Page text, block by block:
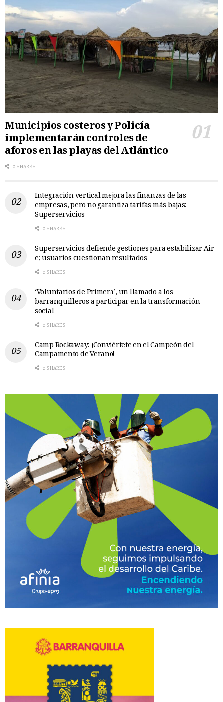
Municipios costeros y Policía
implementarán controles de
aforos en las playas del Atlántico
0 SHARES
Integración vertical mejora las finanzas de las
empresas, pero no garantiza tarifas más bajas:
Superservicios
0 SHARES
Superservicios defiende gestiones para estabilizar Air-
e; usuarios cuestionan resultados
0 SHARES
‘Voluntarios de Primera’, un llamado a los
barranquilleros a participar en la transformación
social
0 SHARES
Camp Rockaway: ¡Conviértete en el Campeón del
Campamento de Verano!
0 SHARES